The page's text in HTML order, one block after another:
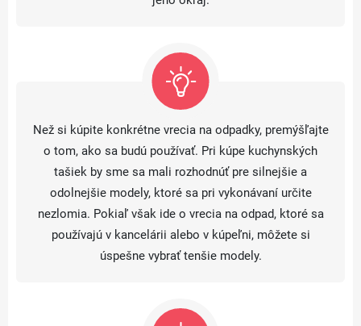
Než si kúpite konkrétne vrecia na odpadky, premýšľajte
o tom, ako sa budú používať. Pri kúpe kuchynských
tašiek by sme sa mali rozhodnúť pre silnejšie a
odolnejšie modely, ktoré sa pri vykonávaní určite
nezlomia. Pokiaľ však ide o vrecia na odpad, ktoré sa
používajú v kancelárii alebo v kúpeľni, môžete si
úspešne vybrať tenšie modely.